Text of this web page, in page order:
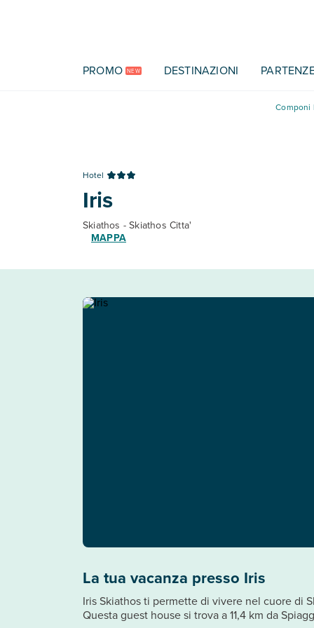
PROMO NEW DESTINAZIONI
Componi
Hotel
Iris
Skiathos - Skiathos Citta'
MAPPA
La tua vacanza presso Iris
Iris Skiathos ti permette di vivere nel cuore di
Questa guest house si trova a 11,4 km da